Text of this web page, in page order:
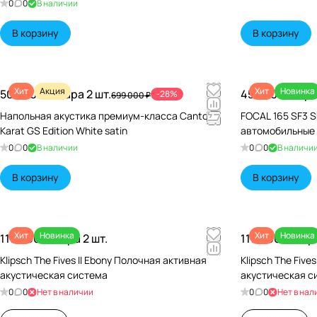
0 0 В наличии
В корзину В корзину
Хит Акция
500 000 ₽/Пара 2 шт.699 000 ₽ -28%
Напольная акустика премиум-класса Canton
Karat GS Edition White satin
0 0 В наличии
В корзину
Хит Новинка
45 640 ₽/
FOCAL 165 SF3
автомобильные
0 0 В наличии
В корзину
Хит Новинка
119 990 ₽/Пара 2 шт.
Klipsch The Fives II Ebony Полочная активная
акустическая система
0 0 Нет в наличии
Хит Новинка
119 990 ₽/
Klipsch The
акустическая
0 0 Нет в